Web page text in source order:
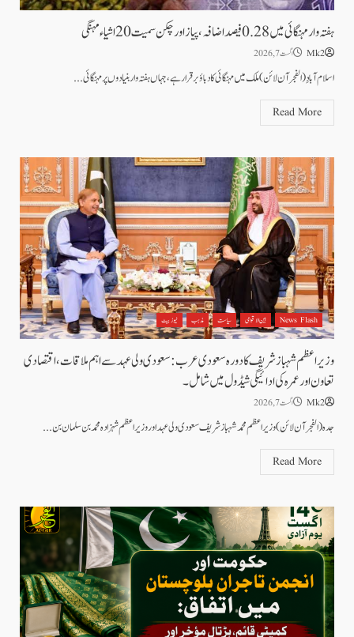
ہفتہ وار مہنگائی میں 0.28 فیصد اضافہ، پیاز اور چکن سمیت 20 اشیاء مہنگی
Mk2 اگست 7, 2026
اسلام آبادِ (الفجرآن لائن) ملک میں مہنگائی کا دباؤ برقرار ہے، جہاں ہفتہ وار بنیادوں پر مہنگائی...
Read More
News Flash بین الاقوامی سیاست مذہب نیوز بیٹ
وزیراعظم شہباز شریف کا دورہ سعودی عرب: سعودی ولی عہد سے اہم ملاقات، اقتصادی
تعاون اور عمرہ کی ادائیگی شیڈول میں شامل۔
Mk2 اگست 7, 2026
جدہ (الفجرآن لائن) وزیراعظم محمد شہباز شریف سعودی ولی عہد اور وزیراعظم شہزادہ محمد بن سلمان بن...
Read More